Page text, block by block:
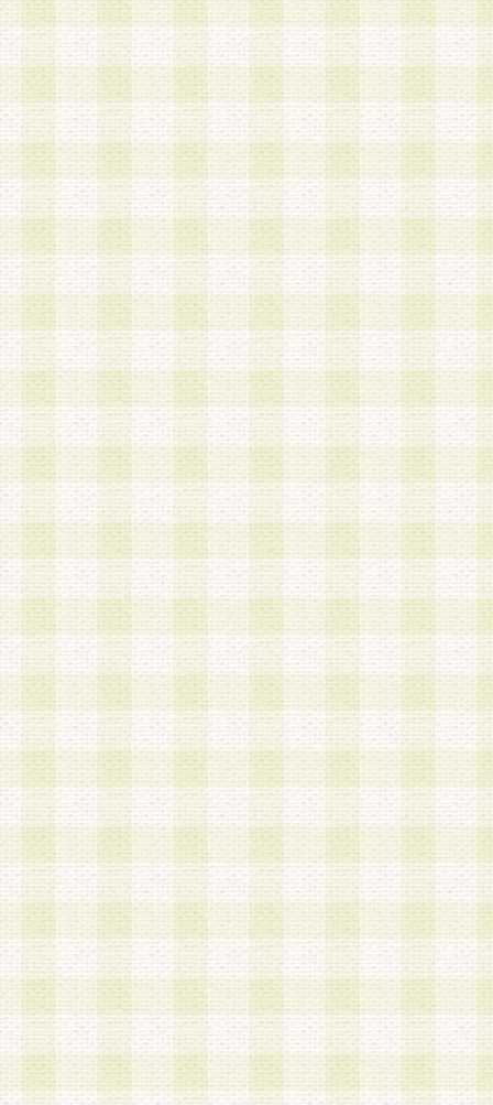
第5条 会員の登録情報
1.当社は、会員の登録情報に含まれる氏名・住所
アドレス等会員個人を識別できる情報を当社が別
シーポリシー
」に基づき適切に取り扱うものとし
は、当該個人情報を以下の各号に定める目的に利
す。なお、これら事項以外の目的で個人情報を利
かじめ会員の同意を得たうえで利用するものとし
a.本サービスの実施または運営
b.本サービスに係る謝礼、景品、調査サンプル品
c.会員からの電話、メール等の問い合わせなどへ
d.その他これらに付随する業務
2.当社は、会員個人を識別することのできる情報
会員情報を本人の承諾なく第三者に開示すること
人を識別できる情報について第三者に開示または
社は事前に会員本人の同意を得るものとします。
3.前項の定めに拘わらず、当社は、以下の目的に
意を 得ることなく、会員個人を識別できる情報
づき選定した委託業者に対して当社の責任におい
できるものとします。な お、当社は、当該委託
契約を締結しこれを遵守させるとともに、本規約
の注意をもって当該情報を使用させるものとし ま
a.本サービスに係る謝礼、景品、調査サンプル品
b.会員からの電話、メール等の問い合わせなどへ
c.モバイルリサーチ、またはグループ形式による
実施もしくは運営
d.その他これらに付随する業務
4.会員は、住所、電話番号その他の登録情報につ
合は、速やかに当社所定の変更手続きを行うもの
5.当社は、必要と認めた場合、会員に対して、電
手段により登録情報の対象者が会員登録者本人で
の内容が正確であること、アンケートの回答内容
うことができるものとます。
6.会員は、会員登録後当社が定期的に行う登録情
して、当社指定の期間内に更新手続きを行うもの
該期間内に更新手続きを行わない場合、その時点
発行したポイントは失効されるものとします。